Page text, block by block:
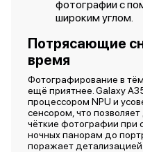
фотографии с
широким углом.
Потрясающие
время
Фотографирование в
ещё приятнее. Galaxy
процессором NPU и
сенсором, что
чёткие фотографии при
ночных панорам до
поражает детализацией.